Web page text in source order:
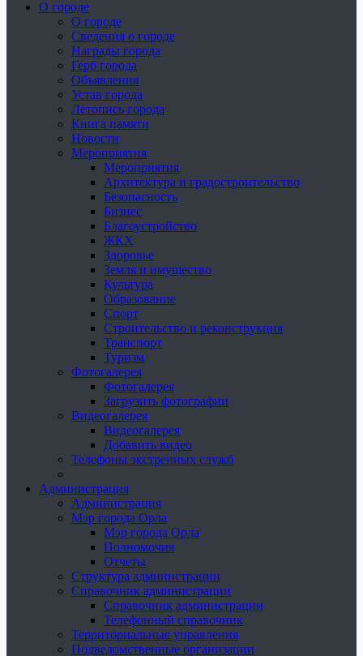
О городе
О городе
Сведения о городе
Награды города
Герб города
Объявления
Устав города
Летопись города
Книга памяти
Новости
Мероприятия
Мероприятия
Архитектура и градостроительство
Безопасность
Бизнес
Благоустройство
ЖКХ
Здоровье
Земля и имущество
Культура
Образование
Спорт
Строительство и реконструкция
Транспорт
Туризм
Фотогалерея
Фотогалерея
Загрузить фотографии
Видеогалерея
Видеогалерея
Добавить видео
Телефоны экстренных служб
Администрация
Администрация
Мэр города Орла
Мэр города Орла
Полномочия
Отчеты
Структура администрации
Справочник администрации
Справочник администрации
Телефонный справочник
Территориальные управления
Подведомственные организации